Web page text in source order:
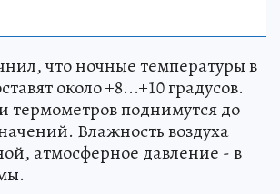
что ночные температуры в
около +8...+10 градусов.
термометров поднимутся до
Влажность воздуха
атмосферное давление - в